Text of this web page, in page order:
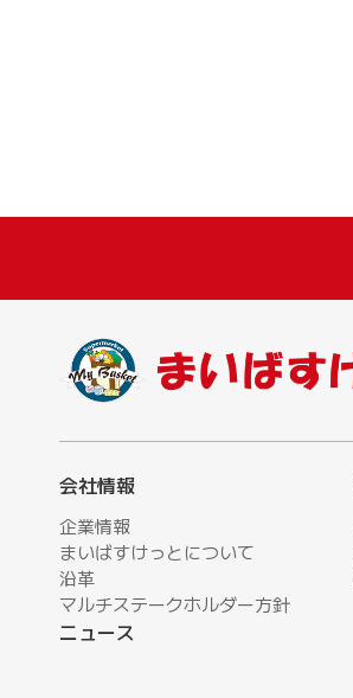
会社情報
企業情報
まいばすけっとについて
沿革
マルチステークホルダー方針
ニュース